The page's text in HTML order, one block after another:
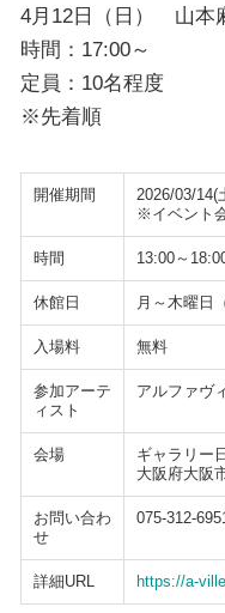
4月12日（日） 山本
時間：17:00～
定員：10名程度
※先着順
開催期間
2026/03/14(
※イベント
時間 13:00～
休館日 月～木曜日
入場料 無料
参加アーテ
ィスト
アルファヴ
会場
ギャラリー
大阪府大阪
お問い合わ
せ
075-312-
詳細URL https://a-